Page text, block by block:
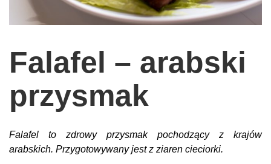
edukacja
Odżywianie
Inspiracje
sposób na życie
zrób to sam
Falafel – arabski
przysmak
Falafel to zdrowy przysmak pochodzący z krajów
arabskich. Przygotowywany jest z ziaren cieciorki.